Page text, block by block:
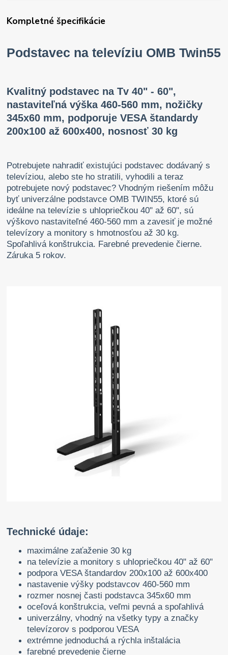
Kompletné špecifikácie
Podstavec na televíziu OMB Twin55
Kvalitný podstavec na Tv 40" - 60",
nastaviteľná výška 460-560 mm, nožičky
345x60 mm, podporuje VESA štandardy
200x100 až 600x400, nosnosť 30 kg
Potrebujete nahradiť existujúci podstavec dodávaný s
televíziou, alebo ste ho stratili, vyhodili a teraz
potrebujete nový podstavec? Vhodným riešením môžu
byť univerzálne podstavce OMB TWIN55, ktoré sú
ideálne na televízie s uhlopriečkou 40" až 60", sú
výškovo nastaviteľné 460-560 mm a zavesiť je možné
televízory a monitory s hmotnosťou až 30 kg.
Spoľahlivá konštrukcia. Farebné prevedenie čierne.
Záruka 5 rokov.
Technické údaje:
maximálne zaťaženie 30 kg
na televízie a monitory s uhlopriečkou 40" až 60"
podpora VESA štandardov 200x100 až 600x400
nastavenie výšky podstavcov 460-560 mm
rozmer nosnej časti podstavca 345x60 mm
oceľová konštrukcia, veľmi pevná a spoľahlivá
univerzálny, vhodný na všetky typy a značky
televízorov s podporou VESA
extrémne jednoduchá a rýchla inštalácia
farebné prevedenie čierne